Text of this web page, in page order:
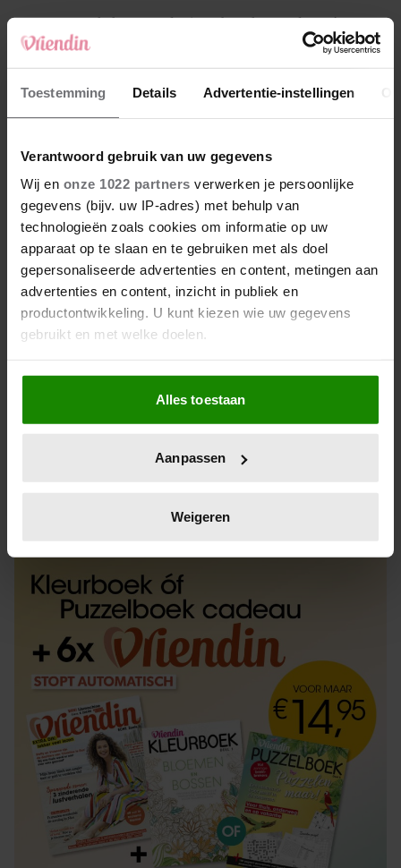
Toestemming Details Advertentie-instellingen
Verantwoord gebruik van uw gegevens
Wij en onze 1022 partners verwerken je persoonlijke
gegevens (bijv. uw IP-adres) met behulp van
technologieën zoals cookies om informatie op uw
apparaat op te slaan en te gebruiken met als doel
gepersonaliseerde advertenties en content, metingen aan
advertenties en content, inzicht in publiek en
productontwikkeling. U kunt kiezen wie uw gegevens
gebruikt en met welke doelen.
Als u het toestaat, willen we ook graag:
Informatie verzamelen over uw geografische
locatie, die tot een paar meter nauwkeurig kan zijn
scannen op specifieke eigenschappen (fingerprinting)
verwerkt en stel uw voorkeuren in het
intrekken in de Cookieverklaring.
We gebruiken cookies om content en advertenties te
personaliseren, om functies voor social media te bieden
en om ons websiteverkeer te analyseren. Ook delen we
informatie over uw gebruik van onze site met onze
partners voor social media, adverteren en analyse. Deze
partners kunnen deze gegevens combineren met andere
informatie die u aan ze heeft verstrekt of die ze hebben
verzameld op basis van uw gebruik van hun services. U
gaat akkoord met onze cookies als u onze website blijft
gebruiken.
Alles toestaan
Aanpassen
Weigeren
4 Makelaar Mandy: ‘Een bericht van de BN’er.
Een foto. Mijn lijf reageert’
5 Makelaar Mandy: ‘Vrijdagavond belde Bart.
Hij sprak eng kalm’
Nieuw